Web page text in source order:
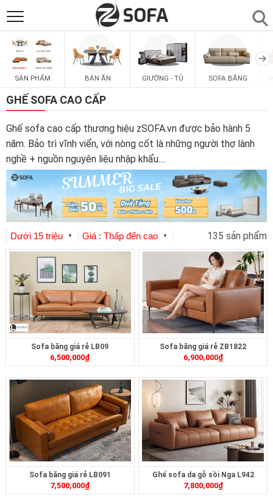
SẢN PHẨM
SOFAS
PHÒNG ĂN
PHÒNG NGỦ
PHÒNG KHÁCH ▼
LIÊN HỆ
SẢN PHẨM BÀN ĂN GIƯỜNG - TỦ SOFA BĂNG
GHẾ SOFA CAO CẤP
Ghế sofa cao cấp thương hiệu zSOFA.vn được bảo hành 5
năm. Bảo trì vĩnh viển, với nòng cốt là những người thợ lành
nghề + nguồn nguyên liệu nhập khẩu....
Dưới 15 triệu ▼ Giá : Thấp đến cao ▼ 135 sản phẩm
Sofa băng giá rẻ LB09
6,500,000₫
Sofa băng giá rẻ ZB1822
6,900,000₫
Sofa băng giá rẻ LB091
7,500,000₫
Ghế sofa da gỗ sồi Nga L942
7,800,000₫